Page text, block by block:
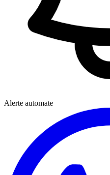
Alerte automate